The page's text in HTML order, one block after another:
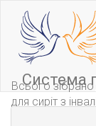
Система
Всього
для сиріт з